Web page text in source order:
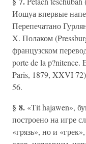
Иошуа впервые
Перепечатано
X. Полаком
французском
porte de la p?nitence.
Paris, 1879, XXVI
56.
§ 8. «Tit hajawen»,
построено на игре
«грязь», но и